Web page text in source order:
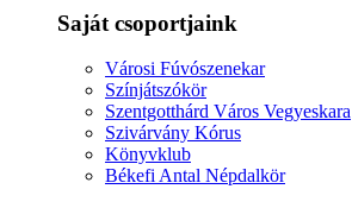
Saját csoportjaink
Városi Fúvószenekar
Színjátszókör
Szentgotthárd Város Vegyeskara
Szivárvány Kórus
Könyvklub
Békefi Antal Népdalkör